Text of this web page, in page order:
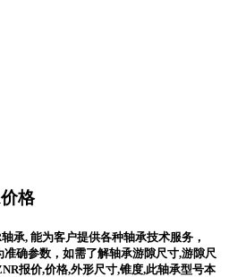
格
承, 能为客户提供各种轴承技术服务，
确参数，如需了解轴承游隙尺寸,游隙尺
报价,价格,外形尺寸,锥度,此轴承型号本